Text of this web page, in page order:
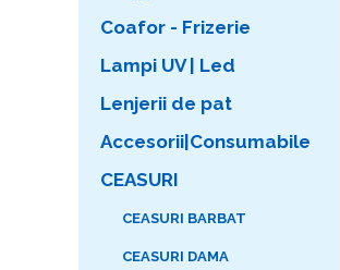
Coafor - Frizerie
Lampi UV | Led
Lenjerii de pat
Accesorii|Consumabile
CEASURI
CEASURI BARBAT
CEASURI DAMA